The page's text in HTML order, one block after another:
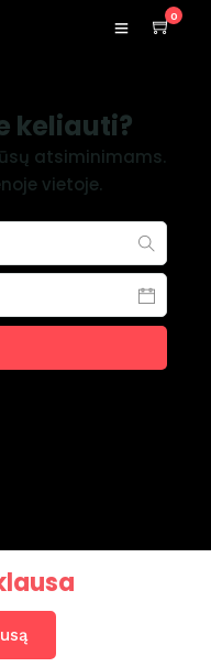
0
keliauti?
atsiminimams.
vietoje.